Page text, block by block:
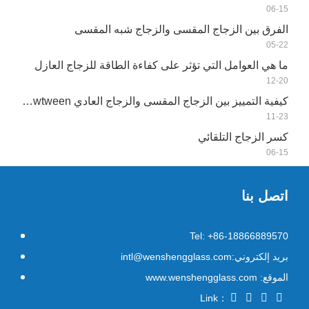
06-15
الفرق بين الزجاج المقسى والزجاج شبه المقسى
05-22
ما هي العوامل التي تؤثر على كفاءة الطاقة للزجاج العازل
12-20
كيفية التمييز بين الزجاج المقسى والزجاج العادي Bwtween؟
11-23
كسر الزجاج التلقائي
06-15
اتصل بنا
Tel: +86-18866889570
بريد إلكتروني:intl@wenshengglass.com
الموقع: www.wenshengglass.com
Link：